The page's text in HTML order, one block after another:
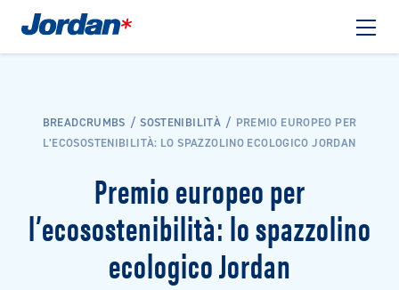
BREADCRUMBS SOSTENIBILITÀ
PREMIO EUROPEO PER
L’ECOSOSTENIBILITÀ: LO SPAZZOLINO ECOLOGICO JORDAN
Premio europeo per
l’ecosostenibilità: lo spazzolino
ecologico Jordan